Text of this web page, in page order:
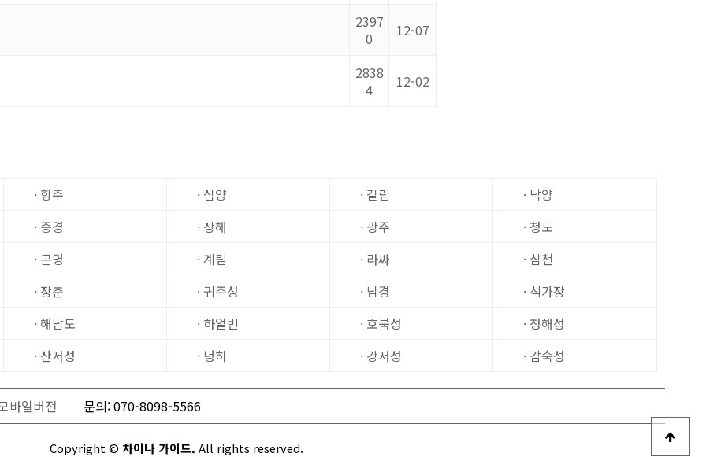
2397
0
12-07
2838
4
12-02
· 항주 · 심양 · 길림
· 낙양
· 중경
· 상해 · 광주
· 청도
· 곤명
· 계림 · 라싸
· 심천
· 장춘
· 귀주성 · 남경
· 석가장
· 해남도
· 하얼빈 · 호북성
· 청해성
· 산서성
· 녕하 · 강서성 · 감숙성
바일버전 문의: 070-8098-5566
Copyright © 차이나 가이드. All rights reserved.